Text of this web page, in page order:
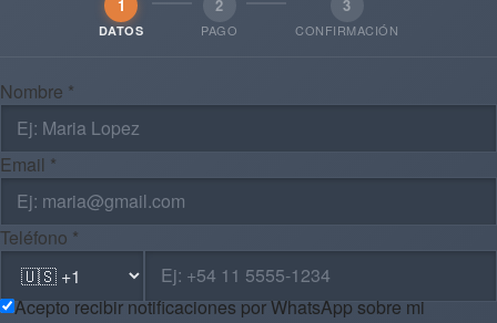
1
DATOS
2
PAGO
3
CONFIRMACIÓN
Nombre *
Email *
Teléfono *
Acepto recibir notificaciones por WhatsApp sobre mi